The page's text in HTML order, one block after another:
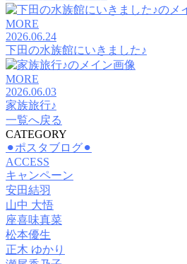
MORE
2026.06.24
下田の水族館にいきました♪
MORE
2026.06.03
家族旅行♪
一覧へ戻る
CATEGORY
⚫︎ポスタブログ⚫︎
ACCESS
キャンペーン
安田結羽
山中 大悟
座喜味真菜
松本優生
正木 ゆかり